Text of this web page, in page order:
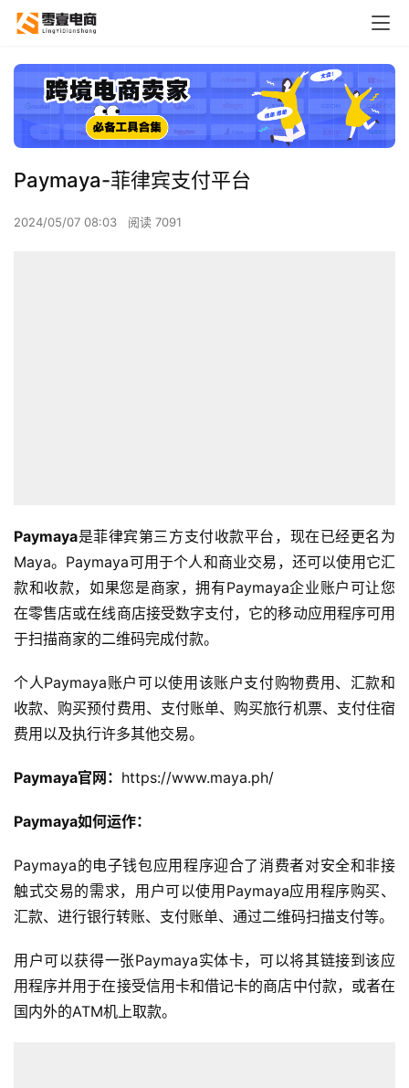
Paymaya-菲律宾支付平台
2024/05/07 08:03 阅读 7091
Paymaya是菲律宾第三方支付收款平台，现在已经更名为
Maya。Paymaya可用于个人和商业交易，还可以使用它汇
款和收款，如果您是商家，拥有Paymaya企业账户可让您
在零售店或在线商店接受数字支付，它的移动应用程序可用
于扫描商家的二维码完成付款。
个人Paymaya账户可以使用该账户支付购物费用、汇款和
收款、购买预付费用、支付账单、购买旅行机票、支付住宿
费用以及执行许多其他交易。
Paymaya官网： https://www.maya.ph/
Paymaya如何运作：
Paymaya的电子钱包应用程序迎合了消费者对安全和非接
触式交易的需求，用户可以使用Paymaya应用程序购买、
汇款、进行银行转账、支付账单、通过二维码扫描支付等。
用户可以获得一张Paymaya实体卡，可以将其链接到该应
用程序并用于在接受信用卡和借记卡的商店中付款，或者在
国内外的ATM机上取款。